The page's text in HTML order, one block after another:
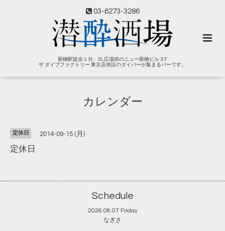
03-6273-3286
新橋駅徒歩１分。SL広場前のニュー新橋ビル３F
ザ ダイブファクトリー 東京店併設のダイバーが集まるバーです。
カレンダー
定休日 2014-09-15 (月)
定休日
Schedule
2026.08.07 Friday
なぎさ